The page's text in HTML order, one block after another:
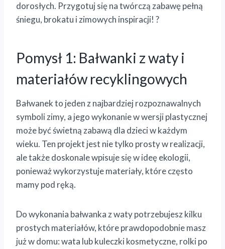
dorosłych. Przygotuj się na twórczą zabawę pełną
śniegu, brokatu i zimowych inspiracji! ?
Pomysł 1: Bałwanki z waty i
materiałów recyklingowych
Bałwanek to jeden z najbardziej rozpoznawalnych
symboli zimy, a jego wykonanie w wersji plastycznej
może być świetną zabawą dla dzieci w każdym
wieku. Ten projekt jest nie tylko prosty w realizacji,
ale także doskonale wpisuje się w ideę ekologii,
ponieważ wykorzystuje materiały, które często
mamy pod ręką.
Do wykonania bałwanka z waty potrzebujesz kilku
prostych materiałów, które prawdopodobnie masz
już w domu: wata lub kuleczki kosmetyczne, rolki po